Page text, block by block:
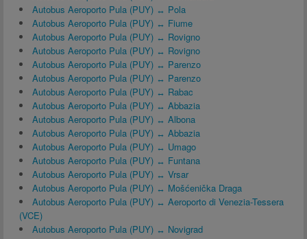
Autobus Aeroporto Pula (PUY) ↔ Pola
Autobus Aeroporto Pula (PUY) ↔ Fiume
Autobus Aeroporto Pula (PUY) ↔ Rovigno
Autobus Aeroporto Pula (PUY) ↔ Rovigno
Autobus Aeroporto Pula (PUY) ↔ Parenzo
Autobus Aeroporto Pula (PUY) ↔ Parenzo
Autobus Aeroporto Pula (PUY) ↔ Rabac
Autobus Aeroporto Pula (PUY) ↔ Abbazia
Autobus Aeroporto Pula (PUY) ↔ Albona
Autobus Aeroporto Pula (PUY) ↔ Abbazia
Autobus Aeroporto Pula (PUY) ↔ Umago
Autobus Aeroporto Pula (PUY) ↔ Funtana
Autobus Aeroporto Pula (PUY) ↔ Vrsar
Autobus Aeroporto Pula (PUY) ↔ Mošćenička Draga
Autobus Aeroporto Pula (PUY) ↔ Aeroporto di Venezia-Tessera
(VCE)
Autobus Aeroporto Pula (PUY) ↔ Novigrad